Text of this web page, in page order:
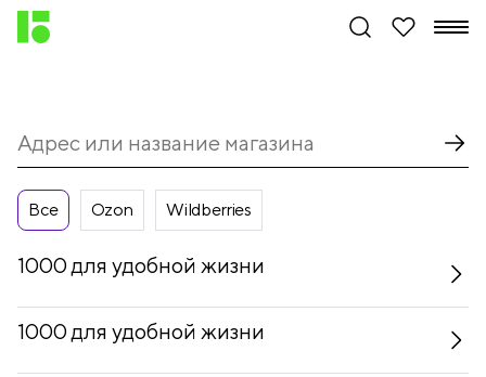
Все Ozon Wildberries
1000 для удобной жизни
1000 для удобной жизни